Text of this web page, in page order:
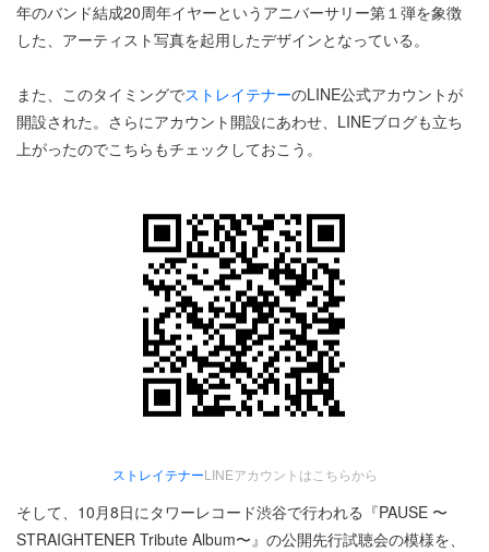
年のバンド結成20周年イヤーというアニバーサリー第１弾を象徴
した、アーティスト写真を起用したデザインとなっている。
また、このタイミングでストレイテナーのLINE公式アカウントが
開設された。さらにアカウント開設にあわせ、LINEブログも立ち
上がったのでこちらもチェックしておこう。
ストレイテナーLINEアカウントはこちらから
そして、10月8日にタワーレコード渋谷で行われる『PAUSE 〜
STRAIGHTENER Tribute Album〜』の公開先行試聴会の模様を、